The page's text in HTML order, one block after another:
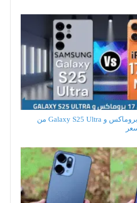
مقارنة بين ايفون 17 بروماكس و Galaxy S25 Ultra من